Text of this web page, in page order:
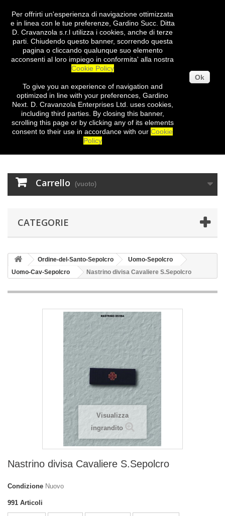
Carrello (vuoto)
CATEGORIE
Ordine-del-Santo-Sepolcro
Uomo-Sepolcro
Uomo-Cav-Sepolcro
Nastrino divisa Cavaliere S.Sepolcro
Visualizza
ingrandito
Nastrino divisa Cavaliere S.Sepolcro
Condizione Nuovo
991 Articoli
Per offrirti un'esperienza di navigazione ottimizzata
e in linea con le tue preferenze, Gardino Succ. Ditta
D. Cravanzola s.r.l utilizza i cookies, anche di terze
parti. Chiudendo questo banner, scorrendo questa
pagina o cliccando qualunque suo elemento
acconsenti al loro impiego in conformita' alla nostra
Cookie Policy
To give you an experience of navigation and
optimized in line with your preferences Gardino
Next. D. Cravanzola Enterprises Ltd. uses cookies,
including third parties. By closing this banner,
scrolling this page or by clicking any of its elements
consent to their use in accordance with our Cookie
Policy
Ok